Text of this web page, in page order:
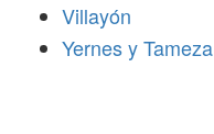
Villayón
Yernes y Tameza